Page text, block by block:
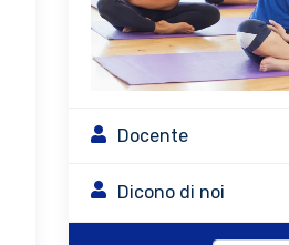
Docente
Dicono di noi